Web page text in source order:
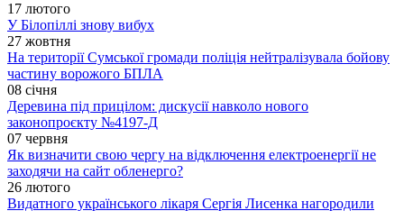
17 лютого
У Білопіллі знову вибух
27 жовтня
На території Сумської громади поліція нейтралізувала бойову
частину ворожого БПЛА
08 січня
Деревина під прицілом: дискусії навколо нового
законопроєкту №4197-Д
07 червня
Як визначити свою чергу на відключення електроенергії не
заходячи на сайт обленерго?
26 лютого
Видатного українського лікаря Сергія Лисенка нагородили